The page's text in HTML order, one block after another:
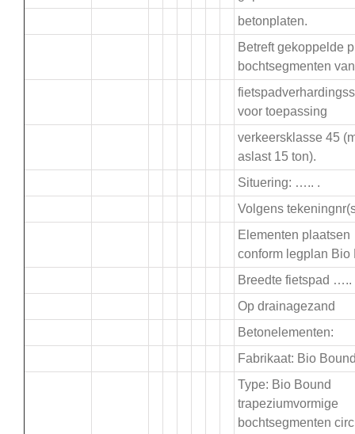
betonplaten.
Betreft gekoppelde
bochtsegmenten
voor toepassing
verkeersklasse 45
aslast 15 ton).
Situering: ….. .
Volgens
Elementen plaatsen
conform legplan Bio
Breedte fietspad …..
Op drainagezand
Betonelementen:
Fabrikaat: Bio
Type: Bio Bound
trapeziumvormige
bochtsegmenten